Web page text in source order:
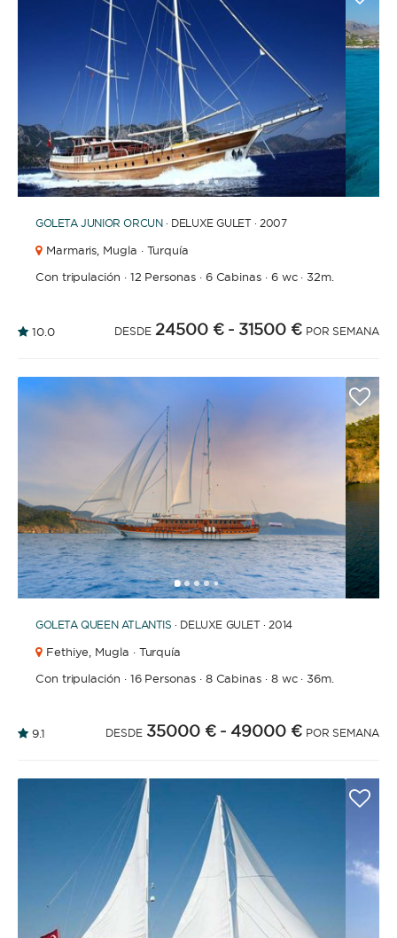
12345 6789
GOLETA JUNIOR ORCUN· DELUXE GULET · 2007
Marmaris, Mugla · Turquía
Con tripulación · 12 Personas· 6 Cabinas · 6 wc·32m.
10.0 DESDE 24500 € - 31500 € POR SEMANA
12345 67 89101112131415161718192021
GOLETA QUEEN ATLANTIS · DELUXE GULET · 2014
Fethiye, Mugla · Turquía
Con tripulación · 16 Personas· 8 Cabinas · 8 wc·36m.
9.1 DESDE 35000 € - 49000 € POR SEMANA